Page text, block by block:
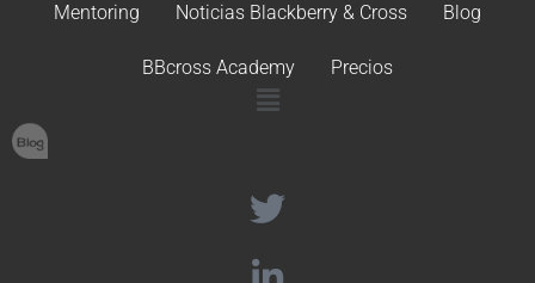
Mentoring Noticias Blackberry & Cross Blog
BBcross Academy Precios